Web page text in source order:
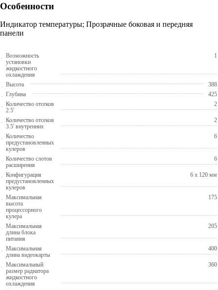
Особенности
Индикатор температуры; Прозрачные боковая и передняя
панели
Возможность
установки
жидкостного
охлаждения
1
Высота
388
Глубина
425
Количество отсеков
2.5'
2
Количество отсеков
3.5' внутренних
2
Количество
предустановленных
кулеров
6
Количество слотов
расширения
6
Конфигурация
предустановленных
кулеров
6 x 120 мм
Максимальная
высота
процессорного
кулера
175
Максимальная
длина блока
питания
205
Максимальная
длина видеокарты
400
Максимальный
размер радиатора
жидкостного
охлаждения
360